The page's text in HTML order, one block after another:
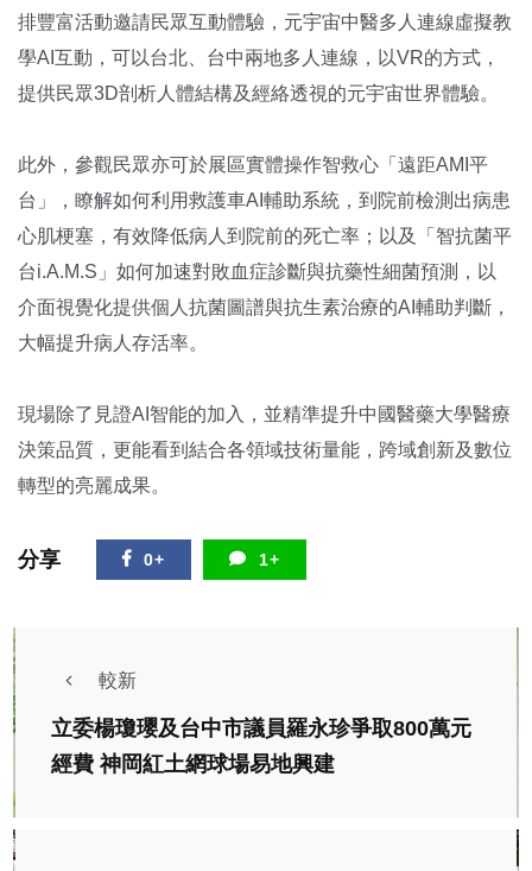
排豐富活動邀請民眾互動體驗，元宇宙中醫多人連線虛擬教
學AI互動，可以台北、台中兩地多人連線，以VR的方式，
提供民眾3D剖析人體結構及經絡透視的元宇宙世界體驗。
此外，參觀民眾亦可於展區實體操作智救心「遠距AMI平
台」，瞭解如何利用救護車AI輔助系統，到院前檢測出病患
心肌梗塞，有效降低病人到院前的死亡率；以及「智抗菌平
台i.A.M.S」如何加速對敗血症診斷與抗藥性細菌預測，以
介面視覺化提供個人抗菌圖譜與抗生素治療的AI輔助判斷，
大幅提升病人存活率。
現場除了見證AI智能的加入，並精準提升中國醫藥大學醫療
決策品質，更能看到結合各領域技術量能，跨域創新及數位
轉型的亮麗成果。
分享 0+ 1+
較新
立委楊瓊瓔及台中市議員羅永珍爭取800萬元
經費 神岡紅土網球場易地興建